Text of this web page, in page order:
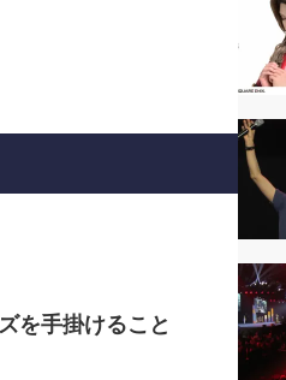
を手掛けること